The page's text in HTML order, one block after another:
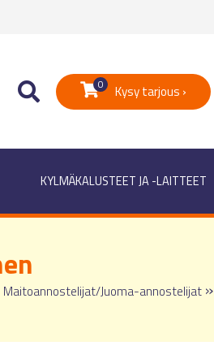
0 Kysy tarjous ›
KYLMÄKALUSTEET JA -LAITTEET
Maitoannostelijat/Juoma-annostelijat »